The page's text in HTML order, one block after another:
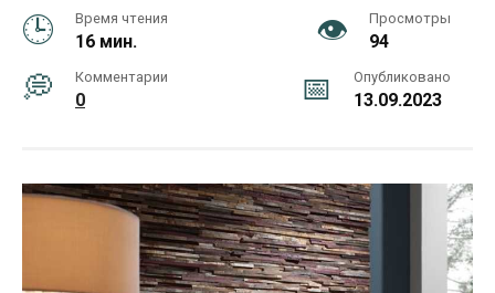
Время чтения
16 мин.
Просмотры
94
Комментарии
0
Опубликовано
13.09.2023